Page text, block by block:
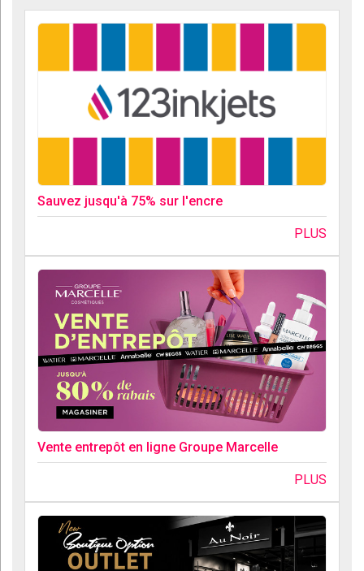
Sauvez jusqu'à 75% sur l'encre
PLUS
Vente entrepôt en ligne Groupe Marcelle
PLUS